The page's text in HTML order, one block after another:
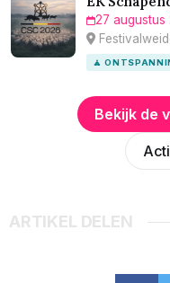
27
🧘
Bekijk de
ARTIKEL DELEN